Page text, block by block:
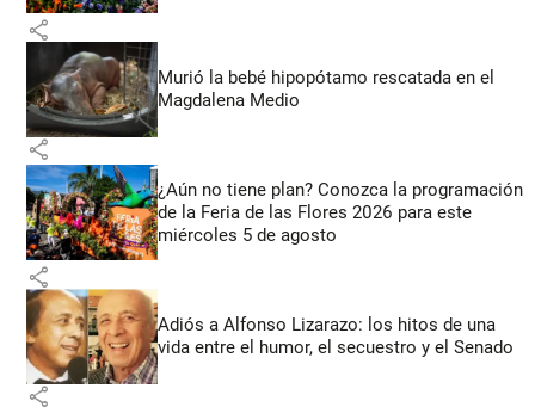
share
Murió la bebé hipopótamo rescatada en el
Magdalena Medio
share
¿Aún no tiene plan? Conozca la programación
de la Feria de las Flores 2026 para este
miércoles 5 de agosto
share
Adiós a Alfonso Lizarazo: los hitos de una
vida entre el humor, el secuestro y el Senado
share